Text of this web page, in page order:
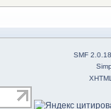
SMF 2.0.18